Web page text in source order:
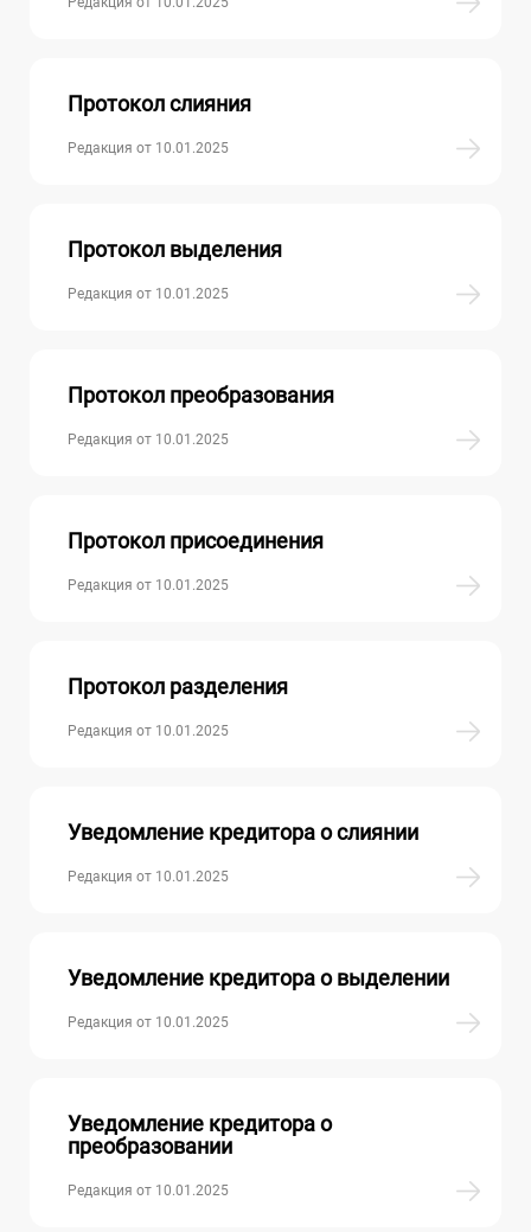
Протокол слияния
Редакция от 10.01.2025
Протокол выделения
Редакция от 10.01.2025
Протокол преобразования
Редакция от 10.01.2025
Протокол присоединения
Редакция от 10.01.2025
Протокол разделения
Редакция от 10.01.2025
Уведомление кредитора о слиянии
Редакция от 10.01.2025
Уведомление кредитора о выделении
Редакция от 10.01.2025
Уведомление кредитора о
преобразовании
Редакция от 10.01.2025